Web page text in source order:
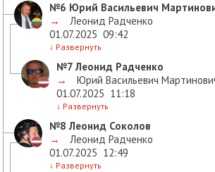
№6 Юрий Васильевич
→
Леонид Радченко
01.07.2025 09:42
↓ Развернуть
№7Леонид Радченко
→
Юрий Васильевич
01.07.2025 11:18
↓ Развернуть
№8 Леонид Соколов
→
Леонид Радченко
01.07.2025 12:49
↓ Развернуть